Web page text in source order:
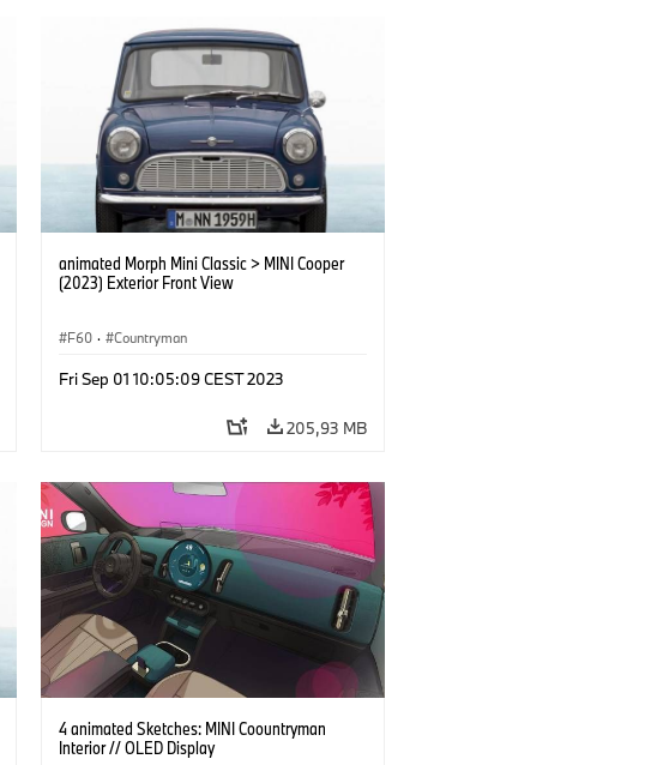
animated Morph Mini Classic > MINI Cooper
(2023) Exterior Front View
F60 · Countryman
Fri Sep 01 10:05:09 CEST 2023
205,93 MB
4 animated Sketches: MINI Coountryman
Interior // OLED Display